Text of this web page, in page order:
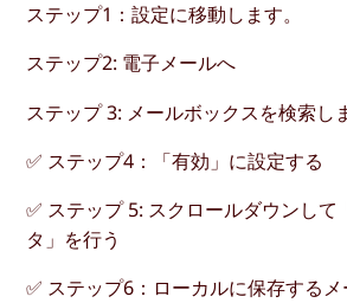
ステップ1：設定に移動します。
ステップ2: 電子メールへ
ステップ 3: メールボックスを検索し
✅ ステップ4：「有効」に設定する
✅ ステップ 5: スクロールダウンして
タ」を行う
✅ ステップ6：ローカルに保存する